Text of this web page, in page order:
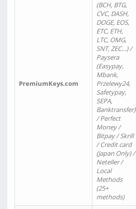
PremiumKeys.com
(BCH, BTG,
CVC, DASH,
DOGE, EOS,
ETC, ETH,
LTC, OMG,
SNT, ZEC…) /
Paysera
(Easypay,
Mbank,
Przelewy24,
Safetypay,
SEPA,
Banktransfer)
/ Perfect
Money /
Bitpay / Skrill
/ Credit card
(Japan Only) /
Neteller /
Local
Methods
(25+
methods)